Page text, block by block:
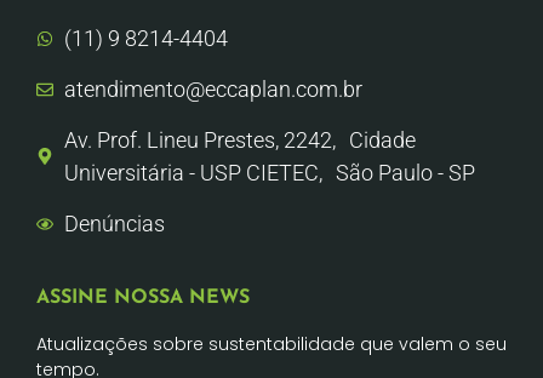
(11) 9 8214-4404
atendimento@eccaplan.com.br
Av. Prof. Lineu Prestes, 2242, Cidade
Universitária - USP CIETEC, São Paulo - SP
Denúncias
ASSINE NOSSA NEWS
Atualizações sobre sustentabilidade que valem o seu
tempo.